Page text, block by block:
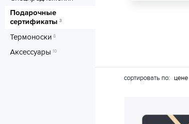
Подарочные
сертификаты 3
Термоноски 8
Аксессуары 10
сортировать по: цене